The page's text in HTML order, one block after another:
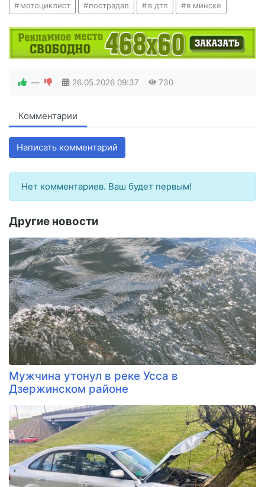
мотоциклист пострадал в дтп в минске
— 26.05.2026 09:37 730
Комментарии
Написать комментарий
Нет комментариев. Ваш будет первым!
Другие новости
Мужчина утонул в реке Усса в
Дзержинском районе